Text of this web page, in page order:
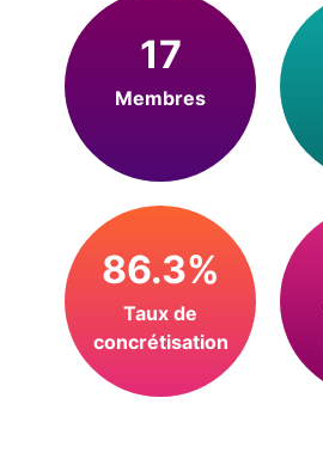
17
Membres
86.3%
Taux de
concrétisation